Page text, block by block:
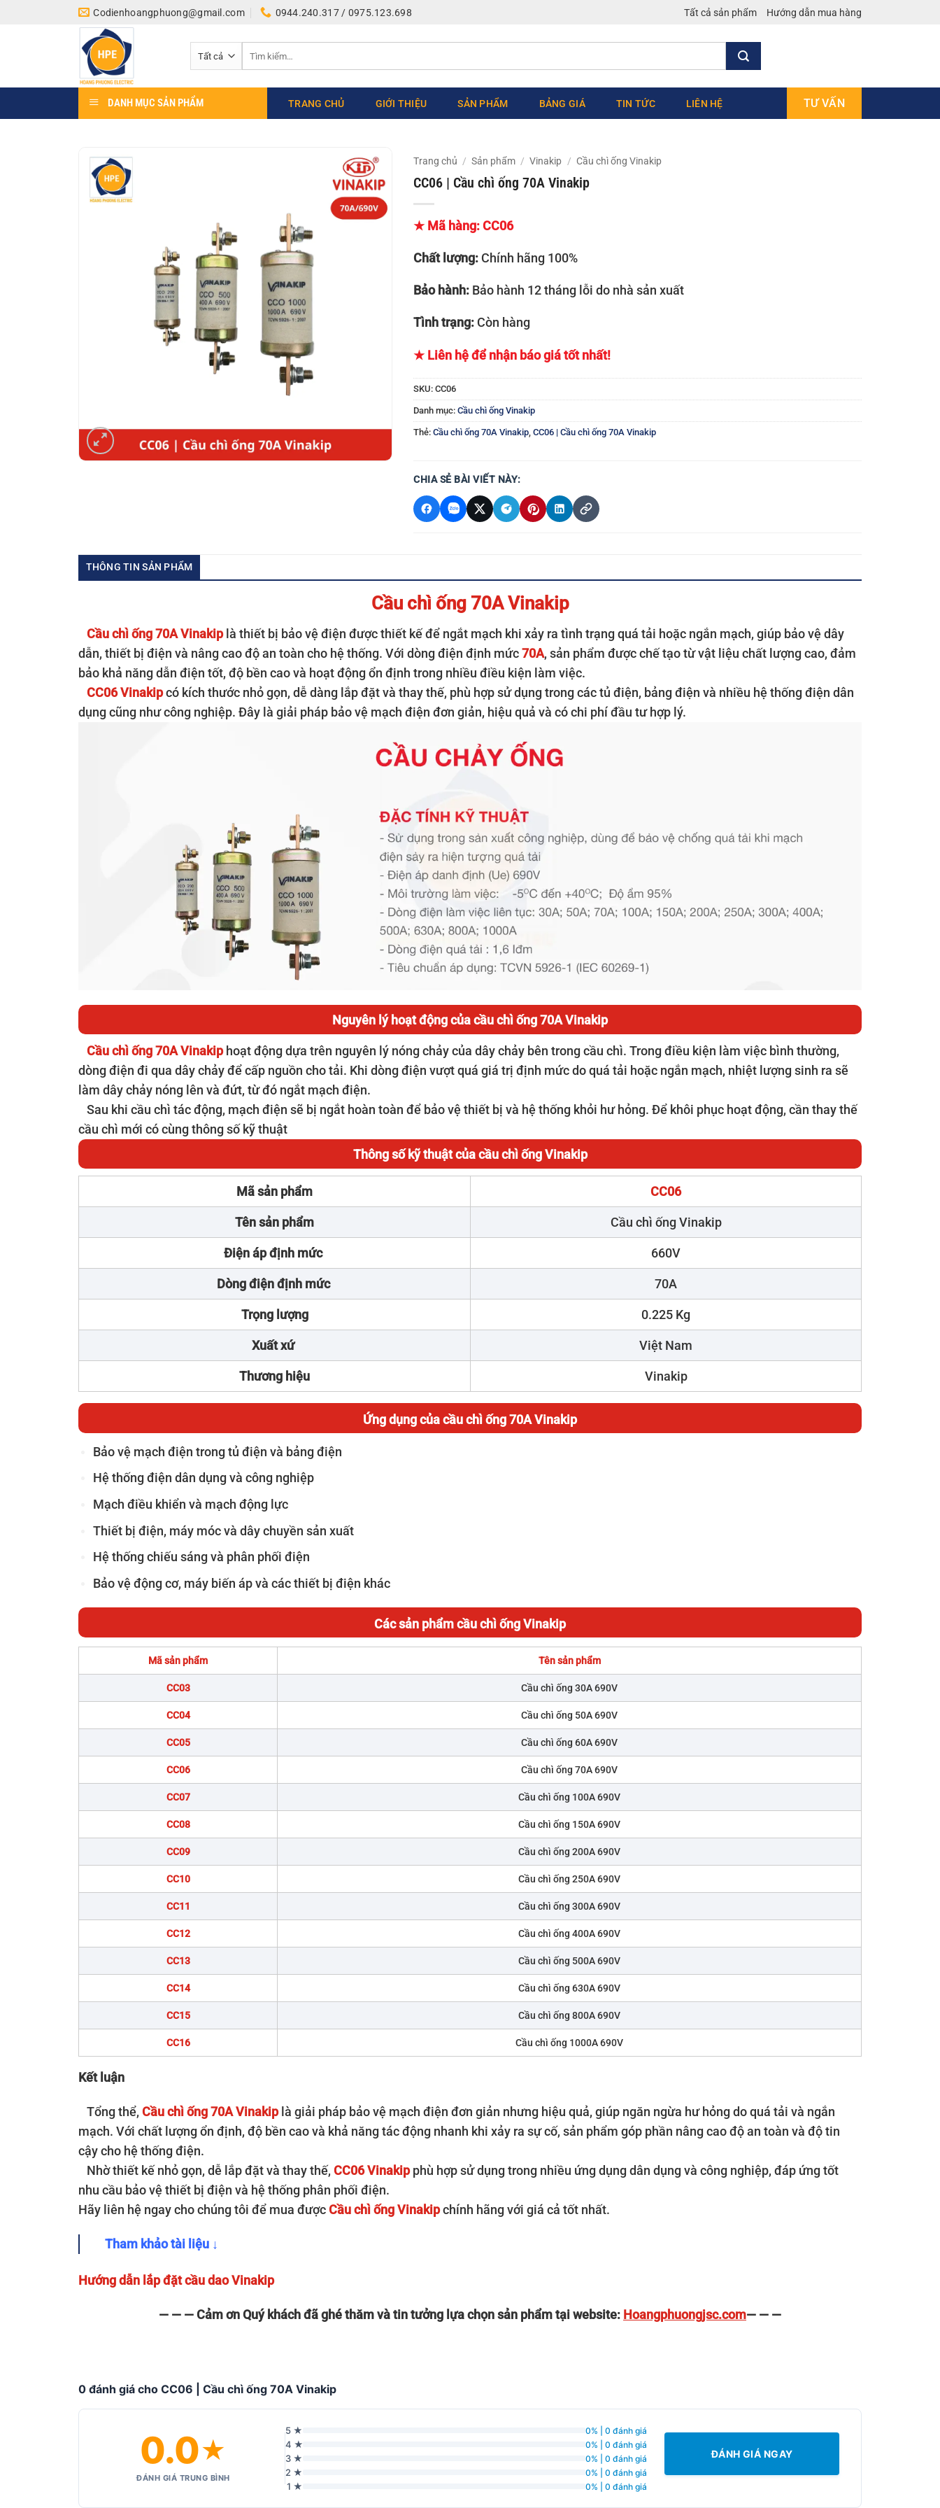
Codienhoangphuong@gmail.com 0944.240.317 / 0975.123.698 Tất cả sản phẩm Hướng dẫn mua hàng
kiếm:
DANH MỤC SẢN PHẨM TRANG CHỦ GIỚI THIỆU SẢN PHẨM BẢNG GIÁ TIN TỨC LIÊN HỆ TƯ VẤN
Trang chủ / Sản phẩm / Vinakip / Cầu chì ống Vinakip
CC06 | Cầu chì ống 70A Vinakip
★ Mã hàng: CC06
Chất lượng: Chính hãng 100%
Bảo hành: Bảo hành 12 tháng lỗi do nhà sản xuất
Tình trạng: Còn hàng
★ Liên hệ để nhận báo giá tốt nhất!
SKU:CC06
Danh mục:Cầu chì ống Vinakip
Thẻ:Cầu chì ống 70A Vinakip ,CC06 | Cầu chì ống 70A Vinakip
CHIA SẺ BÀI VIẾT NÀY:
THÔNG TIN SẢN PHẨM
Cầu chì ống 70AVinakip
Cầu chì ống 70A Vinakiplà thiết bị bảo vệ điện được thiết kế để ngắt mạch khi xảy ra tình trạng quá tải hoặc ngắn mạch, giúp bảo vệ dây
dẫn, thiết bị điện và nâng cao độ an toàn cho hệ thống. Với dòng điện định mức70A, sản phẩm được chế tạo từ vật liệu chất lượng cao, đảm
bảo khả năng dẫn điện tốt, độ bền cao và hoạt động ổn định trong nhiều điều kiện làm việc.
CC06 Vinakipcó kích thước nhỏ gọn, dễ dàng lắp đặt và thay thế, phù hợp sử dụng trong các tủ điện, bảng điện và nhiều hệ thống điện dân
dụng cũng như công nghiệp. Đây là giải pháp bảo vệ mạch điện đơn giản, hiệu quả và có chi phí đầu tư hợp lý.
Nguyên lý hoạt động của cầu chì ống 70A Vinakip
Cầu chì ống 70A Vinakiphoạt động dựa trên nguyên lý nóng chảy của dây chảy bên trong cầu chì. Trong điều kiện làm việc bình thường,
dòng điện đi qua dây chảy để cấp nguồn cho tải. Khi dòng điện vượt quá giá trị định mức do quá tải hoặc ngắn mạch, nhiệt lượng sinh ra sẽ
làm dây chảy nóng lên và đứt, từ đó ngắt mạch điện.
Sau khi cầu chì tác động, mạch điện sẽ bị ngắt hoàn toàn để bảo vệ thiết bị và hệ thống khỏi hư hỏng. Để khôi phục hoạt động, cần thay thế
cầu chì mới có cùng thông số kỹ thuật
Thông số kỹ thuật của cầu chì ống Vinakip
Mã sản phẩm CC06
Tên sản phẩm Cầu chì ống Vinakip
Điện áp định mức 660V
Dòng điện định mức 70A
Trọng lượng 0.225 Kg
Xuất xứ Việt Nam
Thương hiệu Vinakip
Ứng dụng của cầu chì ống 70A Vinakip
Bảo vệ mạch điện trong tủ điện và bảng điện
Hệ thống điện dân dụng và công nghiệp
Mạch điều khiển và mạch động lực
Thiết bị điện, máy móc và dây chuyền sản xuất
Hệ thống chiếu sáng và phân phối điện
Bảo vệ động cơ, máy biến áp và các thiết bị điện khác
Các sản phẩm cầu chì ống Vinakip
Mã sản phẩm Tên sản phẩm
CC03 Cầu chì ống 30A 690V
CC04 Cầu chì ống 50A 690V
CC05 Cầu chì ống 60A 690V
CC06 Cầu chì ống 70A 690V
CC07 Cầu chì ống 100A 690V
CC08 Cầu chì ống 150A 690V
CC09 Cầu chì ống 200A 690V
CC10 Cầu chì ống 250A 690V
CC11 Cầu chì ống 300A 690V
CC12 Cầu chì ống 400A 690V
CC13 Cầu chì ống 500A 690V
CC14 Cầu chì ống 630A 690V
CC15 Cầu chì ống 800A 690V
CC16 Cầu chì ống 1000A 690V
Kết luận
Tổng thể, Cầu chì ống 70A Vinakiplà giải pháp bảo vệ mạch điện đơn giản nhưng hiệu quả, giúp ngăn ngừa hư hỏng do quá tải và ngắn
mạch. Với chất lượng ổn định, độ bền cao và khả năng tác động nhanh khi xảy ra sự cố, sản phẩm góp phần nâng cao độ an toàn và độ tin
cậy cho hệ thống điện.
Nhờ thiết kế nhỏ gọn, dễ lắp đặt và thay thế, CC06 Vinakipphù hợp sử dụng trong nhiều ứng dụng dân dụng và công nghiệp, đáp ứng tốt
nhu cầu bảo vệ thiết bị điện và hệ thống phân phối điện.
Hãy liên hệ ngay cho chúng tôi để mua được Cầu chì ống Vinakipchính hãng với giá cả tốt nhất.
Tham khảo tài liệu ↓
Hướng dẫn lắp đặt cầu dao Vinakip
— — — Cảm ơn Quý khách đã ghé thăm và tin tưởng lựa chọn sản phẩm tại website: Hoangphuongjsc.com— — —
0 đánh giá cho CC06 | Cầu chì ống 70A Vinakip
0.0★
ĐÁNH GIÁ TRUNG BÌNH
5 ★ 0% | 0 đánh giá
4 ★ 0% | 0 đánh giá
3 ★ 0% | 0 đánh giá
2 ★ 0% | 0 đánh giá
1 ★ 0% | 0 đánh giá
ĐÁNH GIÁ NGAY